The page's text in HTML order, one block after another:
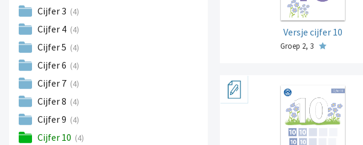
Cijfer 3 (4)
Cijfer 4 (4)
Cijfer 5 (4)
Cijfer 6 (4)
Cijfer 7 (4)
Cijfer 8 (4)
Cijfer 9 (4)
Cijfer 10 (4)
Versje cijfer 10
Groep 2, 3